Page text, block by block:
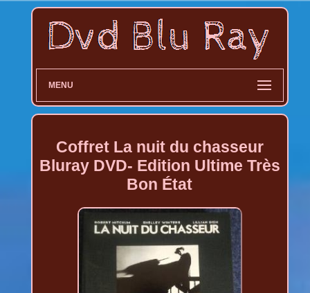
MENU
Coffret La nuit du chasseur
Bluray DVD- Edition Ultime Très
Bon État